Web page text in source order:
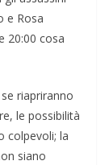
e Rosa
20:00 cosa
riapriranno
le possibilità
colpevoli; la
siano